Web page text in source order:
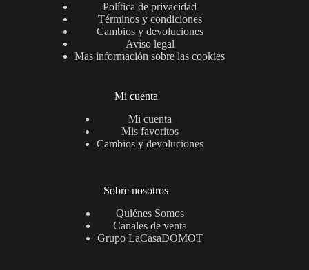
Política de privacidad
Términos y condiciones
Cambios y devoluciones
Aviso legal
Mas información sobre las cookies
Mi cuenta
Mi cuenta
Mis favoritos
Cambios y devoluciones
Sobre nosotros
Quiénes Somos
Canales de venta
Grupo LaCasaDOMOT